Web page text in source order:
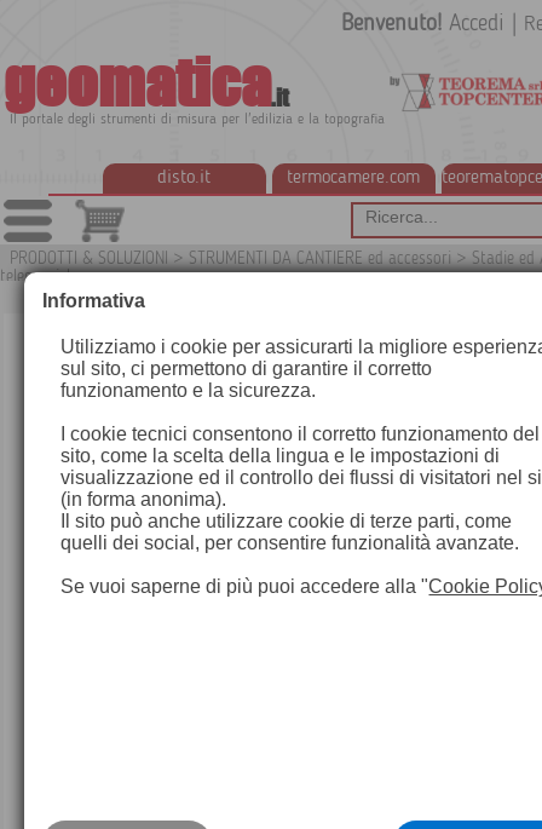
geomatica.it
Il portale degli strumenti di misura per l'edilizia e la topografia
disto.it termocamere.com
Benvenuto! Accedi
PRODOTTI & SOLUZIONI > STRUMENTI DA CANTIERE ed accessori > Stadie ed
telescopiche
Informativa
Utilizziamo i cookie per assicurarti la migliore
sul sito, ci permettono di garantire il corretto
funzionamento e la sicurezza.
I cookie tecnici consentono il corretto funzionamento del
sito, come la scelta della lingua e le impostazioni di
visualizzazione ed il controllo dei flussi di visitatori nel
(in forma anonima).
Il sito può anche utilizzare cookie di terze parti, come
quelli dei social, per consentire funzionalità avanzate.
Se vuoi saperne di più puoi accedere alla "Cookie